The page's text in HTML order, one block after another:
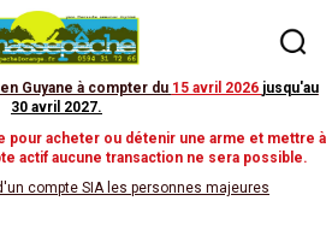
en Guyane à compter du 15 avril 2026 jusqu'au
30 avril 2027.
pour acheter ou détenir une arme et mettre à
actif aucune transaction ne sera possible.
compte SIA les personnes majeures